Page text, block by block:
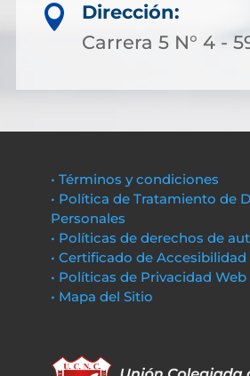

Dirección:
Carrera 5 N° 4 -
• Términos y condiciones
• Política de Tratamiento de
Personales
• Políticas de derechos de
• Certificado de Accesibilidad
• Políticas de Privacidad Web
• Mapa del Sitio